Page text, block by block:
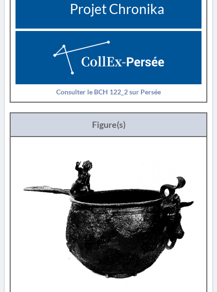
Projet Chronika
Consulter le BCH 122_2 sur Persée
Figure(s)